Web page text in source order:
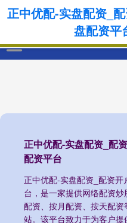
正中优配-实盘配资_配
配资平台
正中优配-实盘配资_配资
台，是一家提供网络配资
配资、按月配资、按天配
站。该平台致力于为客户
正中优配-实盘配资_
盘配资平